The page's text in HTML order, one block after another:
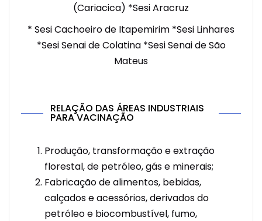
(Cariacica) *Sesi Aracruz
* Sesi Cachoeiro de Itapemirim *Sesi Linhares
*Sesi Senai de Colatina *Sesi Senai de São
Mateus
RELAÇÃO DAS ÁREAS INDUSTRIAIS
PARA VACINAÇÃO
Produção, transformação e extração
florestal, de petróleo, gás e minerais;
Fabricação de alimentos, bebidas,
calçados e acessórios, derivados do
petróleo e biocombustível, fumo,